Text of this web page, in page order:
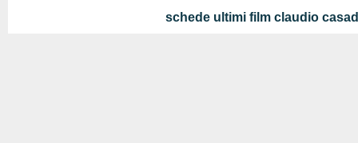
schede ultimi film claudio